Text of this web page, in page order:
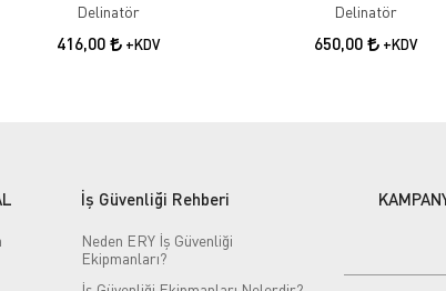
Delinatör
416,00 +KDV
Delinatör
650,00 +KDV
İş Güvenliği Rehberi
Neden ERY İş Güvenliği
Ekipmanları?